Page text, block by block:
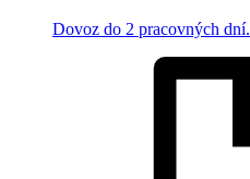
Dovoz do 2 pracovných dní.